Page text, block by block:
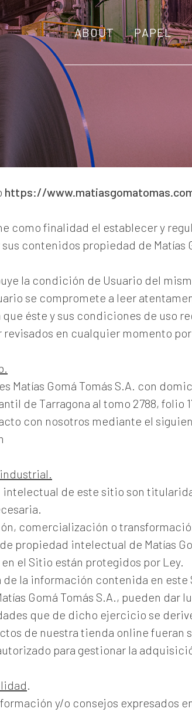
ABOUT
PAPEL
https://
como finalidad el establecer y
contenidos propiedad de
la condición de Usuario del
se compromete a leer
éste y sus condiciones de uso
revisados en cualquier momento
Matías Gomá Tomás S.A. con
de Tarragona al tomo 2788, folio
con nosotros mediante el
de este sitio son
comercialización o
propiedad intelectual de Matías
el Sitio están protegidos por Ley.
la información contenida en
Gomá Tomás S.A., pueden
que de dicho ejercicio se
de nuestra tienda online
para gestionar la
.
y/o consejos expresados